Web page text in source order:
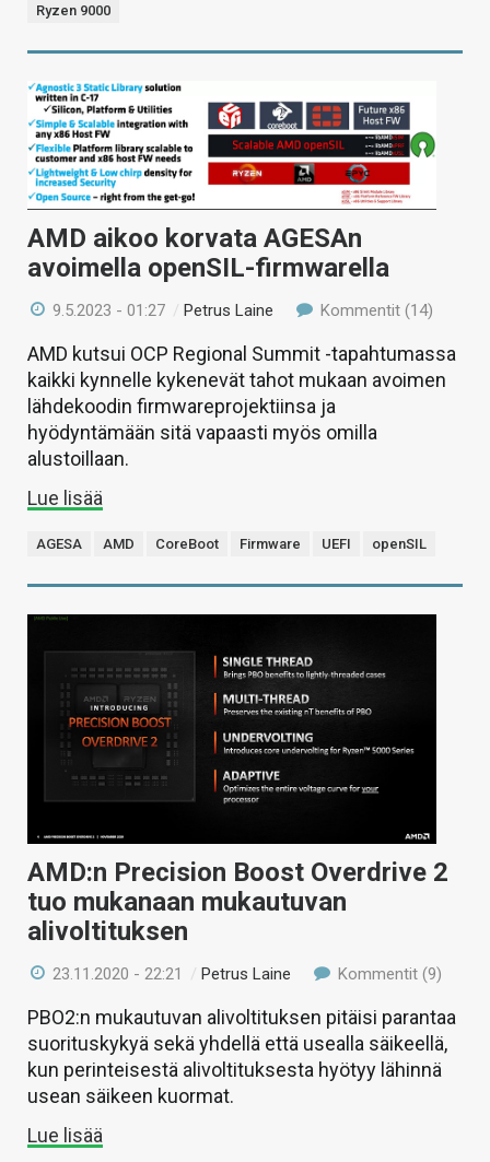
Ryzen 9000
AMD aikoo korvata AGESAn
avoimella openSIL-firmwarella
9.5.2023 - 01:27 / Petrus Laine Kommentit (14)
AMD kutsui OCP Regional Summit -tapahtumassa
kaikki kynnelle kykenevät tahot mukaan avoimen
lähdekoodin firmwareprojektiinsa ja
hyödyntämään sitä vapaasti myös omilla
alustoillaan.
Lue lisää
AGESA AMD CoreBoot Firmware UEFI openSIL
AMD:n Precision Boost Overdrive 2
tuo mukanaan mukautuvan
alivoltituksen
23.11.2020 - 22:21 / Petrus Laine Kommentit (9)
PBO2:n mukautuvan alivoltituksen pitäisi parantaa
suorituskykyä sekä yhdellä että usealla säikeellä,
kun perinteisestä alivoltituksesta hyötyy lähinnä
usean säikeen kuormat.
Lue lisää